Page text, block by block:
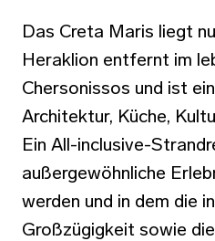
Das Creta Maris liegt
Heraklion entfernt im
Chersonissos und ist
Architektur, Küche,
Ein All-inclusive-
außergewöhnliche
werden und in dem die
Großzügigkeit sowie